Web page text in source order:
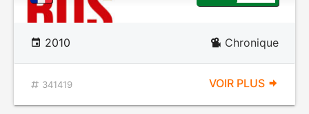
2010 Chronique
341419 VOIR PLUS